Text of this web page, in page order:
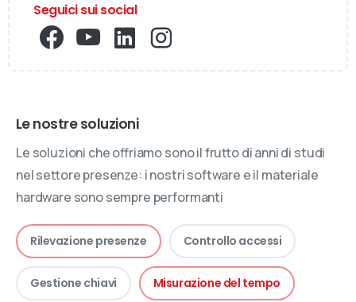
Seguici sui social
Le nostre soluzioni
Le soluzioni che offriamo sono il frutto di anni di studi
nel settore presenze: i nostri software e il materiale
hardware sono sempre performanti
Rilevazione presenze Controllo accessi
Gestione chiavi Misurazione del tempo